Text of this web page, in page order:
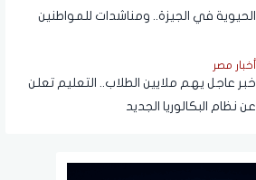
الحيوية في الجيزة.. ومناشدات للمواطنين
أخبار مصر
خبر عاجل يهم ملايين الطلاب.. التعليم تعلن
عن نظام البكالوريا الجديد